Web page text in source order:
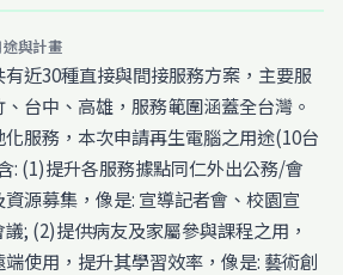
與計畫
近30種直接與間接服務方案，主要服
台中、高雄，服務範圍涵蓋全台灣。
服務，本次申請再生電腦之用途(10台
: (1)提升各服務據點同仁外出公務/會
源募集，像是: 宣導記者會、校園宣
; (2)提供病友及家屬參與課程之用，
使用，提升其學習效率，像是: 藝術創